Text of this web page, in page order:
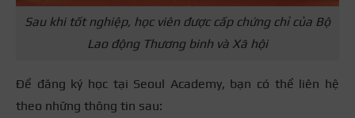
Sau khi tốt nghiệp, học viên được cấp chứng chỉ của Bộ
Lao động Thương binh và Xã hội
Để đăng ký học tại Seoul Academy, bạn có thể liên hệ
theo những thông tin sau: